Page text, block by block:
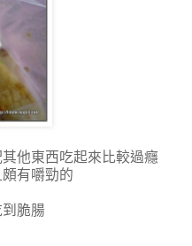
他東西吃起來比較過癮
有嚼勁的
脆腸